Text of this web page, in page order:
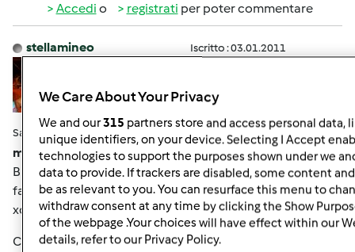
Accedi o registrati per poter commentare
stellamineo Iscritto : 03.01.2011
Sab, 12/29/2012 - 09:40
#6
mariella78 wrote:
Buondì bimbyne volevo inserire la foto della centenaria x
farvi vedere la lievitazione di qst notte, ma nn capisco
xche' cn l'iPhone nn mi fa inserire la foto....
Comunque è' cresciuta moooooltoooooo ......verso le 12
We Care About Your Privacy
We and our315 partners store and access personal data,
unique identifiers, on your device. Selecting I Accept
technologies to support the purposes shown under we
data to provide. If trackers are disabled, some content
be as relevant to you. You can resurface this menu to
withdraw consent at any time by clicking the Show
of the webpage .Your choices will have effect within our
details, refer to our Privacy Policy.